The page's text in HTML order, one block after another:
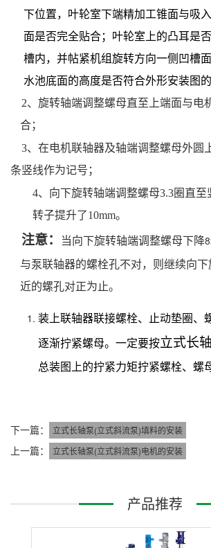
下位置， 叶轮室下端精加工锥面与吸
面是否完全贴合；叶轮室上的凸耳是
槽内，并帖紧机组旋转方向一侧凹槽
水池底面的高度是否符合外形安装图的
2、旋转轴端调整螺母直至上端面与电
合；
3、在电机联轴器及轴端调整螺母外圆
条竖线作为记号；
4、向下旋转轴端调整螺母3.3圈直至
转子提升了10mm。
注意： 当向下旋转轴端调整螺母下降8
与泵联轴器的螺栓孔不对，则继续向
近的螺孔对正为止。
装上联轴器联接螺栓、止动垫圈、
逐渐拧紧螺母。一定要按立式长
总装图上的拧紧力矩拧紧螺栓、螺
下一篇： 立式长轴泵(立式斜流泵)填料的安装
上一篇： 立式长轴泵(立式斜流泵)电机的安装
产品推荐